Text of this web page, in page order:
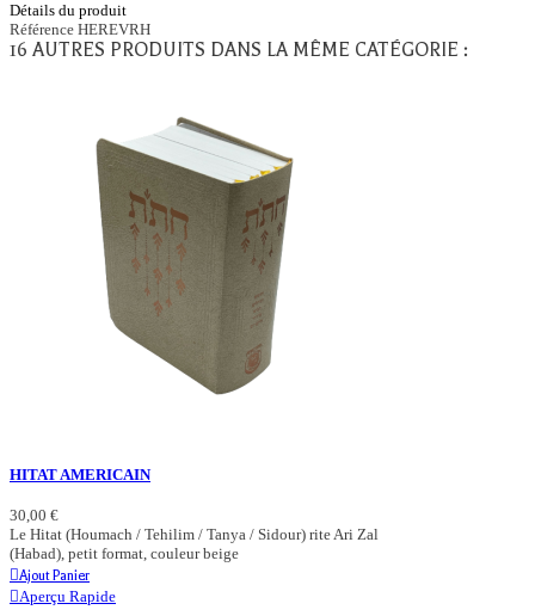
Détails du produit
Référence HEREVRH
16 AUTRES PRODUITS DANS LA MÊME CATÉGORIE :
HITAT AMERICAIN
30,00 €
Le Hitat (Houmach / Tehilim / Tanya / Sidour) rite Ari Zal
(Habad), petit format, couleur beige
Ajout Panier
Aperçu Rapide